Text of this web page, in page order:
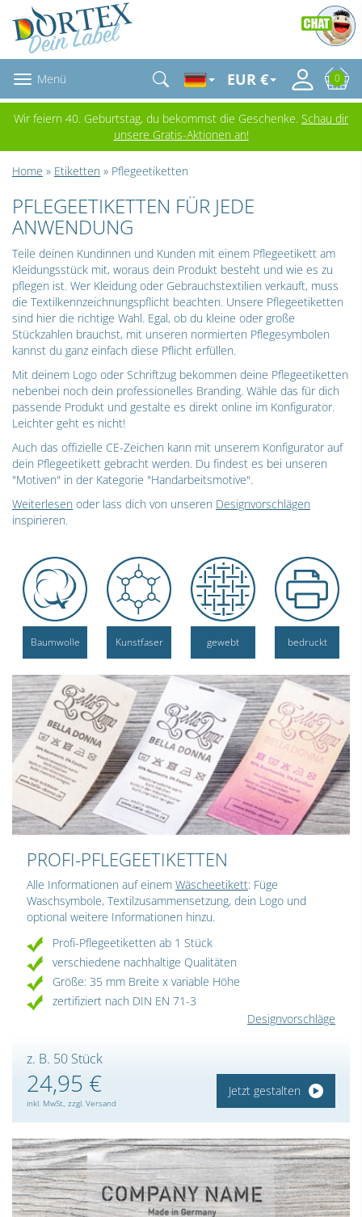
Menü EUR € 0
Wir feiern 40. Geburtstag, du bekommst die Geschenke. Schau dir
unsere Gratis-Aktionen an!
Home » Etiketten » Pflegeetiketten
PFLEGEETIKETTEN FÜR JEDE
ANWENDUNG
Teile deinen Kundinnen und Kunden mit einem Pflegeetikett am
Kleidungsstück mit, woraus dein Produkt besteht und wie es zu
pflegen ist. Wer Kleidung oder Gebrauchstextilien verkauft, muss
die Textilkennzeichnungspflicht beachten. Unsere Pflegeetiketten
sind hier die richtige Wahl. Egal, ob du kleine oder große
Stückzahlen brauchst, mit unseren normierten Pflegesymbolen
kannst du ganz einfach diese Pflicht erfüllen.
Mit deinem Logo oder Schriftzug bekommen deine Pflegeetiketten
nebenbei noch dein professionelles Branding. Wähle das für dich
passende Produkt und gestalte es direkt online im Konfigurator.
Leichter geht es nicht!
Auch das offizielle CE-Zeichen kann mit unserem Konfigurator auf
dein Pflegeetikett gebracht werden. Du findest es bei unseren
"Motiven" in der Kategorie "Handarbeitsmotive".
Weiterlesen oder lass dich von unseren Designvorschlägen
inspirieren.
Baumwolle Kunstfaser gewebt bedruckt
PROFI-PFLEGEETIKETTEN
Alle Informationen auf einem Wäscheetikett: Füge
Waschsymbole, Textilzusammensetzung, dein Logo und
optional weitere Informationen hinzu.
Profi-Pflegeetiketten ab 1 Stück
verschiedene nachhaltige Qualitäten
Größe: 35 mm Breite x variable Höhe
zertifiziert nach DIN EN 71-3
Designvorschläge
z. B. 50 Stück
24,95 €
inkl. MwSt., zzgl. Versand
Jetzt gestalten